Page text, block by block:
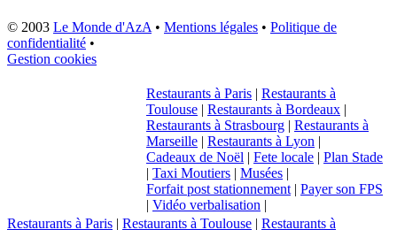
© 2003 Le Monde d'AzA • Mentions légales • Politique de
confidentialité •
Gestion cookies
Restaurants à Paris | Restaurants à
Toulouse | Restaurants à Bordeaux |
Restaurants à Strasbourg | Restaurants à
Marseille | Restaurants à Lyon |
Cadeaux de Noël | Fete locale | Plan Stade
| Taxi Moutiers | Musées |
Forfait post stationnement | Payer son FPS
| Vidéo verbalisation |
Restaurants à Paris | Restaurants à Toulouse | Restaurants à